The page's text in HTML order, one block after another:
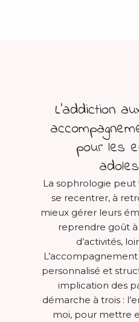
L’addiction
pour les
La sophrologie peut
se recentrer, à
mieux gérer leurs
reprendre goût à
d’activités,
personnalisé et
implication des
démarche à trois :
moi, pour mettre